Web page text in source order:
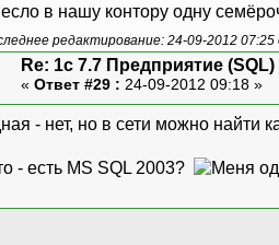
в нашу контору одну
редактирование: 24-09-2012
Re: 1с 7.7 Предприятие
« Ответ #29 : 24-09-2012 09:18 »
- нет, но в сети можно найти
- есть MS SQL 2003?